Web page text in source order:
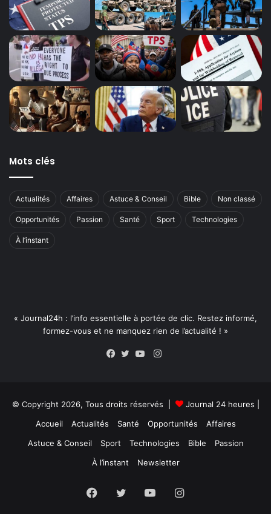
Mots clés
Actualités Affaires Astuce & Conseil Bible Non classé
Opportunités Passion Santé Sport Technologies
À l’instant
« Journal24h : l’info essentielle à portée de clic. Restez informé,
formez-vous et ne manquez rien de l’actualité ! »
Instagram
© Copyright 2026, Tous droits réservés | Journal 24 heures
Accueil
Actualités Santé Opportunités
Affaires
Astuce & Conseil
Sport Technologies Bible
Passion
À l’instant
Newsletter
Facebook
TwitterYouTubeInstagram